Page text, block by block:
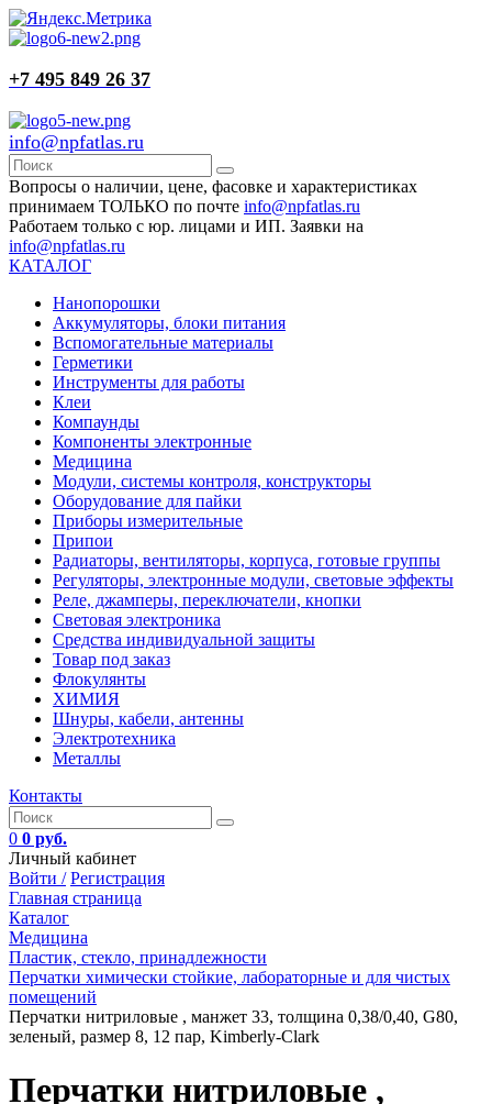
+7 495 849 26 37
info@npfatlas.ru
Вопросы о наличии, цене, фасовке и характеристиках
принимаем ТОЛЬКО по почте info@npfatlas.ru
Работаем только с юр. лицами и ИП. Заявки на
info@npfatlas.ru
КАТАЛОГ
Нанопорошки
Аккумуляторы, блоки питания
Вспомогательные материалы
Герметики
Инструменты для работы
Клеи
Компаунды
Компоненты электронные
Медицина
Модули, системы контроля, конструкторы
Оборудование для пайки
Приборы измерительные
Припои
Радиаторы, вентиляторы, корпуса, готовые группы
Регуляторы, электронные модули, световые эффекты
Реле, джамперы, переключатели, кнопки
Световая электроника
Средства индивидуальной защиты
Товар под заказ
Флокулянты
ХИМИЯ
Шнуры, кабели, антенны
Электротехника
Металлы
Контакты
0 0 руб.
Личный кабинет
Войти / Регистрация
Главная страница
Каталог
Медицина
Пластик, стекло, принадлежности
Перчатки химически стойкие, лабораторные и для чистых
помещений
Перчатки нитриловые , манжет 33, толщина 0,38/0,40, G80,
зеленый, размер 8, 12 пар, Kimberly-Clark
Перчатки нитриловые ,